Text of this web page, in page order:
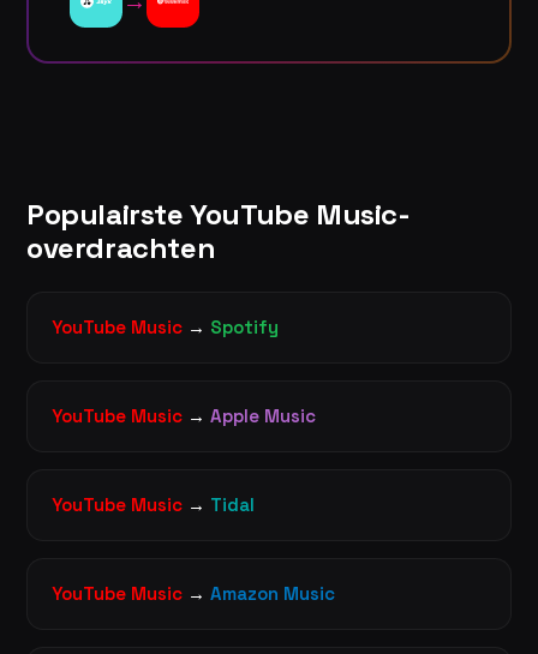
Populairste YouTube Music-
overdrachten
YouTube Music → Spotify
YouTube Music → Apple Music
YouTube Music → Tidal
YouTube Music → Amazon Music